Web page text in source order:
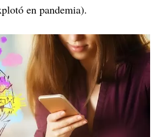
en pandemia).